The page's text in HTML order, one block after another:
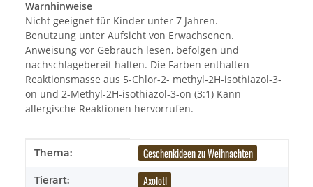
Warnhinweise
Nicht geeignet für Kinder unter 7 Jahren.
Benutzung unter Aufsicht von Erwachsenen.
Anweisung vor Gebrauch lesen, befolgen und
nachschlagebereit halten. Die Farben enthalten
Reaktionsmasse aus 5-Chlor-2- methyl-2H-isothiazol-3-
on und 2-Methyl-2H-isothiazol-3-on (3:1) Kann
allergische Reaktionen hervorrufen.
Produkteigenschaft
Wert
Thema: Geschenkideen zu Weihnachten
Tierart: Axolotl